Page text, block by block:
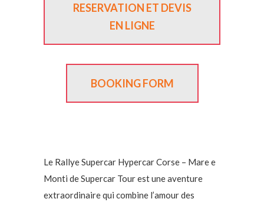
RESERVATION ET DEVIS
EN LIGNE
BOOKING FORM
Le Rallye Supercar Hypercar Corse – Mare e
Monti de Supercar Tour est une aventure
extraordinaire qui combine l’amour des